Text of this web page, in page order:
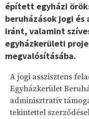
épített egyházi
beruházások jogi
iránt, valamint
egyházkerületi
megvalósításába.
A jogi asszisztens
Egyházkerület
adminisztratív
tekintettel